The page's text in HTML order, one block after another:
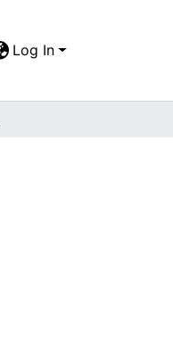
Log In